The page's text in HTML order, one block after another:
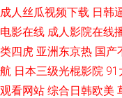
香成人色情久久在线 精品
美日精品福利 手机av蜜桃
美人妖屄 内射啪啪美女老
成人丝瓜视频下载 日韩
电影在线 成人影院在线
类四虎 亚洲东京热 国产
航 日本三级光棍影院 91
观看网站 综合日韩欧美